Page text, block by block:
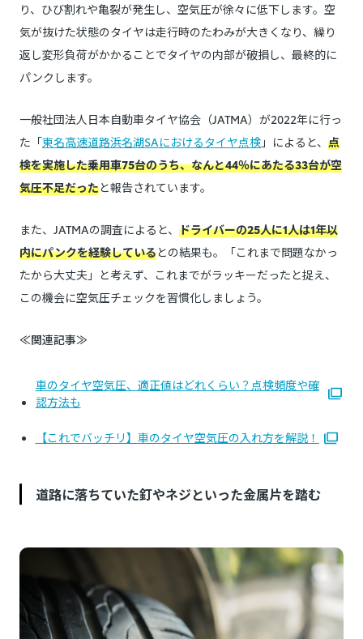
り、ひび割れや亀裂が発生し、空気圧が徐々に低下します。空
気が抜けた状態のタイヤは走行時のたわみが大きくなり、繰り
返し変形負荷がかかることでタイヤの内部が破損し、最終的に
パンクします。
一般社団法人日本自動車タイヤ協会（JATMA）が2022年に行っ
た「東名高速道路浜名湖SAにおけるタイヤ点検 」によると、 点
検を実施した乗用車75台のうち、なんと44％にあたる33台が空
気圧不足だったと報告されています。
また、JATMAの調査によると、 ドライバーの25人に1人は1年以
内にパンクを経験しているとの結果も。「これまで問題なかっ
たから大丈夫」と考えず、これまでがラッキーだったと捉え、
この機会に空気圧チェックを習慣化しましょう。
≪関連記事≫
車のタイヤ空気圧、適正値はどれくらい？点検頻度や確
認方法も
【これでバッチリ】車のタイヤ空気圧の入れ方を解説！
道路に落ちていた釘やネジといった金属片を踏む